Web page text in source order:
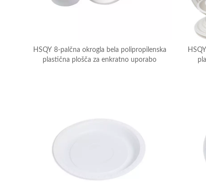
HSQY 8-palčna okrogla bela polipropilenska
plastična plošča za enkratno uporabo